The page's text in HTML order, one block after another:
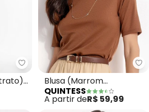
Quintess - Blusa (Animal
Blusa (Marrom
Amendoado) em Malha
Canelada
QUINTESS
A partir deR$ 59,99